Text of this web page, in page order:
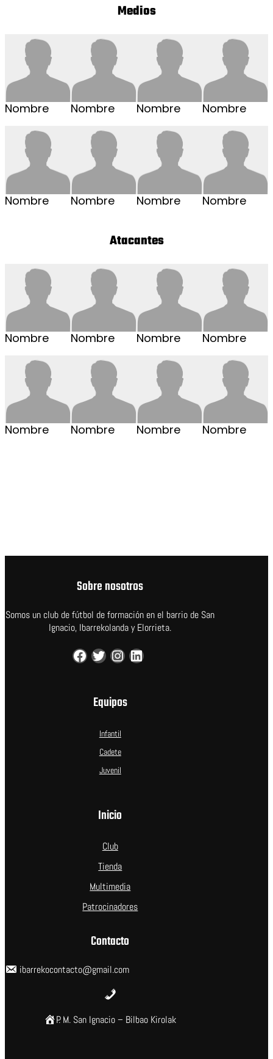
Medios
Nombre Nombre Nombre Nombre
Nombre Nombre Nombre Nombre
Atacantes
Nombre Nombre Nombre Nombre
Nombre Nombre Nombre Nombre
Sobre nosotros
Somos un club de fútbol de formación en el barrio de San
Ignacio, Ibarrekolanda y Elorrieta.
Facebook Twitter Instagram LinkedIn
Equipos
Infantil
Cadete
Juvenil
Inicio
Club
Tienda
Multimedia
Patrocinadores
Contacto
ibarrekocontacto@gmail.com
P. M. San Ignacio – Bilbao Kirolak